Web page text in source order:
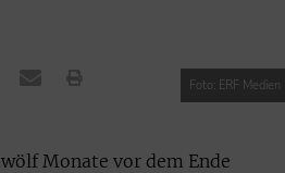
Foto: ERF Medien
Monate vor dem Ende